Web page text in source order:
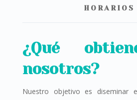
HORARIOS
¿Qué
nosotros?
Nuestro objetivo es diseminar